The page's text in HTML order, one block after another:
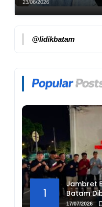
23/06/2026
@lidikbatam
1
Jambret
Batam
17/07/2026